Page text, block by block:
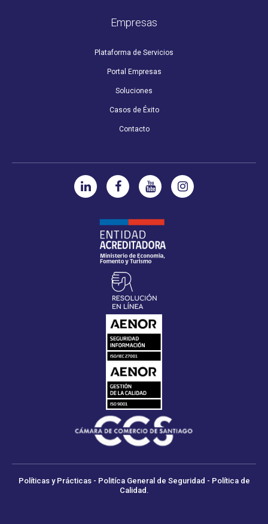
Empresas
Plataforma de Servicios
Portal Empresas
Soluciones
Casos de Éxito
Contacto
Políticas y Prácticas - Politíca General de Seguridad - Política de
Calidad.